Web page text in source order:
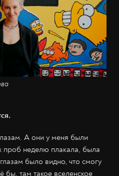
А они у меня были
проб неделю плакала, была
было видно, что смогу
бы, там такое вселенское